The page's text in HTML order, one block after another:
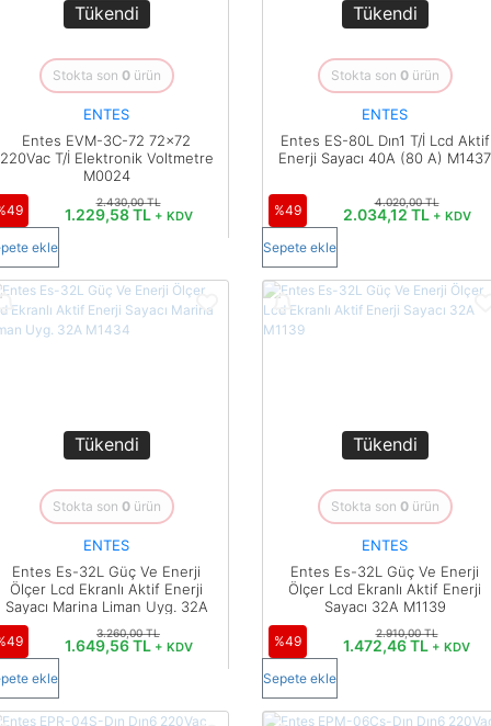
Tükendi
Stokta son 0ürün
ENTES
Entes EVM-3C-72 72x72
220Vac T/İ Elektronik Voltmetre
M0024
2.430,00 TL
1.229,58 TL + KDV
ekle
Tükendi
Stokta son 0ürün
ENTES
Entes ES-80L Dın1 T/İ Lcd Aktif
Enerji Sayacı 40A (80 A) M1437
%49 4.020,00 TL
2.034,12 TL + KDV
Sepete ekle
Tükendi
Stokta son 0ürün
ENTES
Entes Es-32L Güç Ve Enerji
Ölçer Lcd Ekranlı Aktif Enerji
Sayacı Marina Liman Uyg. 32A
3.260,00 TL
1.649,56 TL + KDV
ekle
Tükendi
Stokta son 0ürün
ENTES
Entes Es-32L Güç Ve Enerji
Ölçer Lcd Ekranlı Aktif Enerji
Sayacı 32A M1139
%49 2.910,00 TL
1.472,46 TL + KDV
Sepete ekle